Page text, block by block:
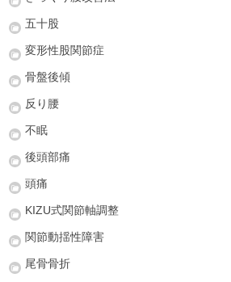
五十股
変形性股関節症
骨盤後傾
反り腰
不眠
後頭部痛
頭痛
KIZU式関節軸調整
関節動揺性障害
尾骨骨折